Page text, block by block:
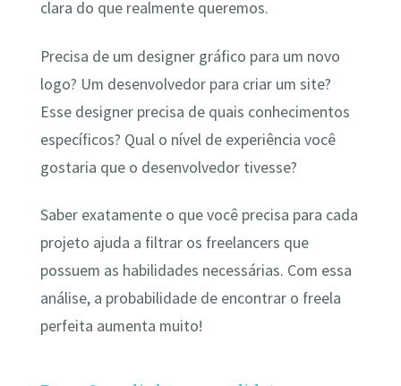
clara do que realmente queremos.
Precisa de um designer gráfico para um novo
logo? Um desenvolvedor para criar um site?
Esse designer precisa de quais conhecimentos
específicos? Qual o nível de experiência você
gostaria que o desenvolvedor tivesse?
Saber exatamente o que você precisa para cada
projeto ajuda a filtrar os freelancers que
possuem as habilidades necessárias. Com essa
análise, a probabilidade de encontrar o freela
perfeita aumenta muito!